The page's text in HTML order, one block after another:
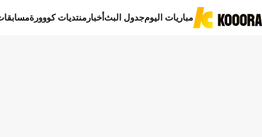
مباريات اليومجدول البثأخبار منتديات كووورة